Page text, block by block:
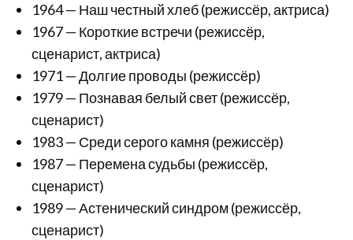
1964 — Наш честный хлеб (режиссёр, актриса)
1967 — Короткие встречи (режиссёр,
сценарист, актриса)
1971 — Долгие проводы (режиссёр)
1979 — Познавая белый свет (режиссёр,
сценарист)
1983 — Среди серого камня (режиссёр)
1987 — Перемена судьбы (режиссёр,
сценарист)
1989 — Астенический синдром (режиссёр,
сценарист)